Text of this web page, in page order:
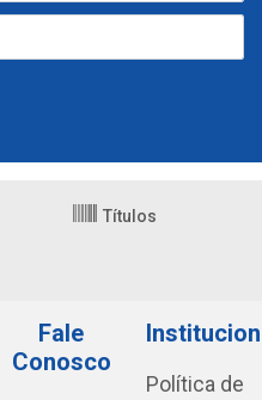
Títulos
Fale
Conosco
Política de